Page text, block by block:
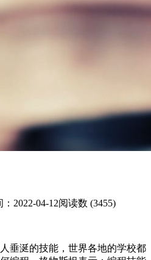
2022-04-12阅读数 (3455)
垂涎的技能，世界各地的学校都